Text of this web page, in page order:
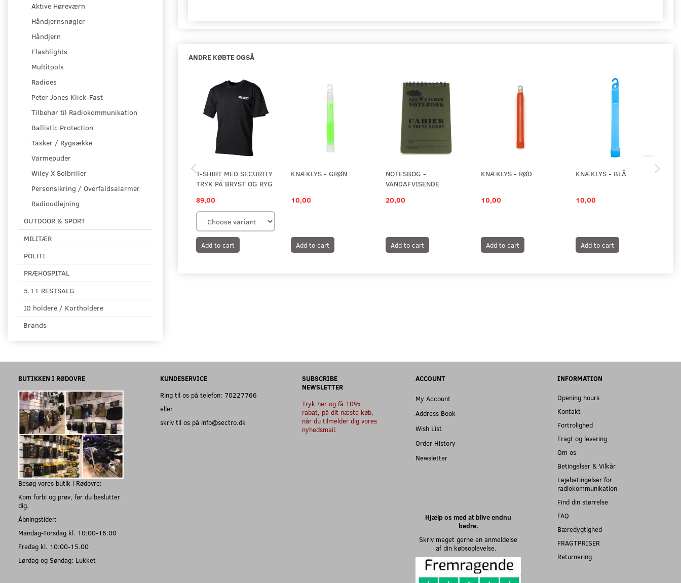
Aktive Høreværn
Håndjernsnøgler
Håndjern
Flashlights
Multitools
Radioes
Peter Jones Klick-Fast
Tilbehør til Radiokommunikation
Ballistic Protection
Tasker / Rygsække
Varmepuder
Wiley X Solbriller
Personsikring / Overfaldsalarmer
Radioudlejning
OUTDOOR & SPORT
MILITÆR
POLITI
PRÆHOSPITAL
5.11 RESTSALG
ID holdere / Kortholdere
Brands
ANDRE KØBTE OGSÅ
T-SHIRT MED SECURITY
TRYK PÅ BRYST OG RYG
89,00
Add to cart
KNÆKLYS - GRØN
10,00
Add to cart
NOTESBOG -
VANDAFVISENDE
20,00
Add to cart
KNÆKLYS - RØD
10,00
Add to cart
KNÆKLYS - BLÅ
10,00
Add to cart
BUTIKKEN I RØDOVRE
Besøg vores butik i Rødovre:
Kom forbi og prøv, før du beslutter
dig.
Åbningstider:
Mandag-Torsdag kl. 10:00-16:00
Fredag kl. 10:00-15.00
Lørdag og Søndag: Lukket
KUNDESERVICE
Ring til os på telefon: 70227766
eller
skriv til os på info@sectro.dk
SUBSCRIBE
NEWSLETTER
Tryk her og få 10%
rabat, på dit næste køb,
når du tilmelder dig vores
nyhedsmail.
ACCOUNT
My Account
Address Book
Wish List
Order History
Newsletter
Hjælp os med at blive endnu
bedre.
Skriv meget gerne en anmeldelse
af din købsoplevelse.
INFORMATION
Opening hours
Kontakt
Fortrolighed
Fragt og levering
Om os
Betingelser & Vilkår
Lejebetingelser for
radiokommunikation
Find din størrelse
FAQ
Bæredygtighed
FRAGTPRISER
Returnering